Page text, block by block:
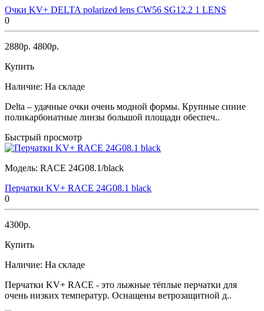
Очки KV+ DELTA polarized lens CW56 SG12.2 1 LENS
0
2880р. 4800р.
Купить
Наличие: На складе
Delta – удачные очки очень модной формы. Крупные синие
поликарбонатные линзы большой площади обеспеч..
Быстрый просмотр
Модель: RACE 24G08.1/black
Перчатки KV+ RACE 24G08.1 black
0
4300р.
Купить
Наличие: На складе
Перчатки KV+ RACE - это лыжные тёплые перчатки для
очень низких температур. Оснащены ветрозащитной д..